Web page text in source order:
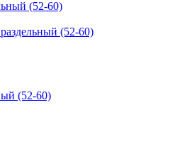
(52-60)
(52-60)